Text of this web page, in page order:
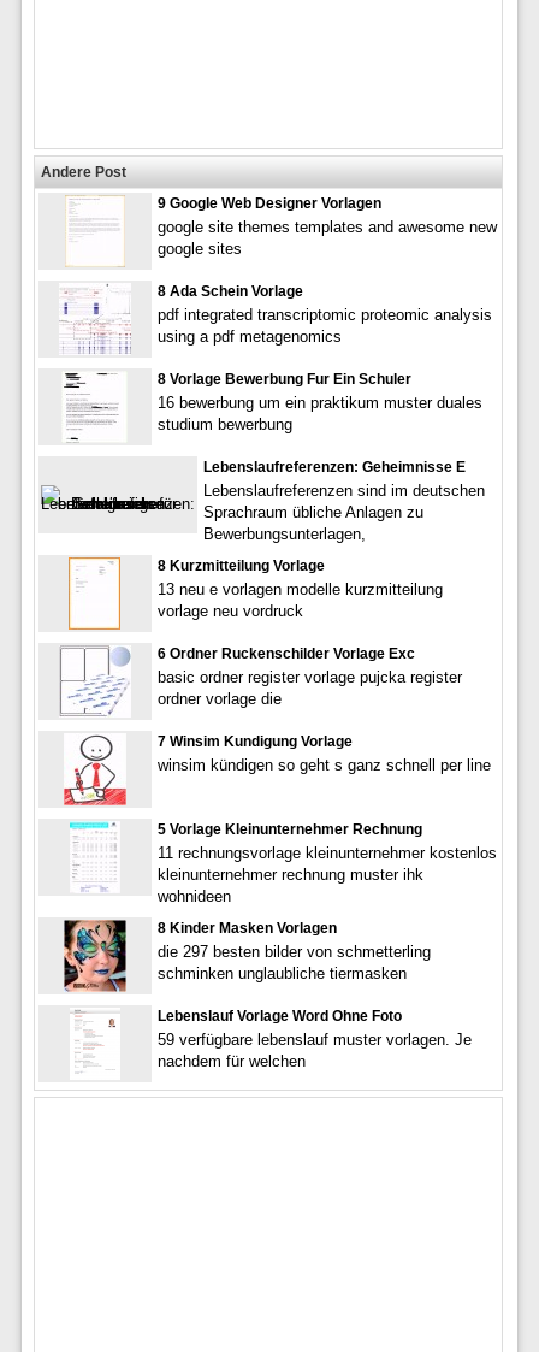
Andere Post
9 Google Web Designer Vorlagen
google site themes templates and awesome new
google sites
8 Ada Schein Vorlage
pdf integrated transcriptomic proteomic analysis
using a pdf metagenomics
8 Vorlage Bewerbung Fur Ein Schuler
16 bewerbung um ein praktikum muster duales
studium bewerbung
Lebenslaufreferenzen: Geheimnisse E
Lebenslaufreferenzen sind im deutschen
Sprachraum übliche Anlagen zu
Bewerbungsunterlagen,
8 Kurzmitteilung Vorlage
13 neu e vorlagen modelle kurzmitteilung
vorlage neu vordruck
6 Ordner Ruckenschilder Vorlage Exc
basic ordner register vorlage pujcka register
ordner vorlage die
7 Winsim Kundigung Vorlage
winsim kündigen so geht s ganz schnell per line
5 Vorlage Kleinunternehmer Rechnung
11 rechnungsvorlage kleinunternehmer kostenlos
kleinunternehmer rechnung muster ihk
wohnideen
8 Kinder Masken Vorlagen
die 297 besten bilder von schmetterling
schminken unglaubliche tiermasken
Lebenslauf Vorlage Word Ohne Foto
59 verfügbare lebenslauf muster vorlagen. Je
nachdem für welchen